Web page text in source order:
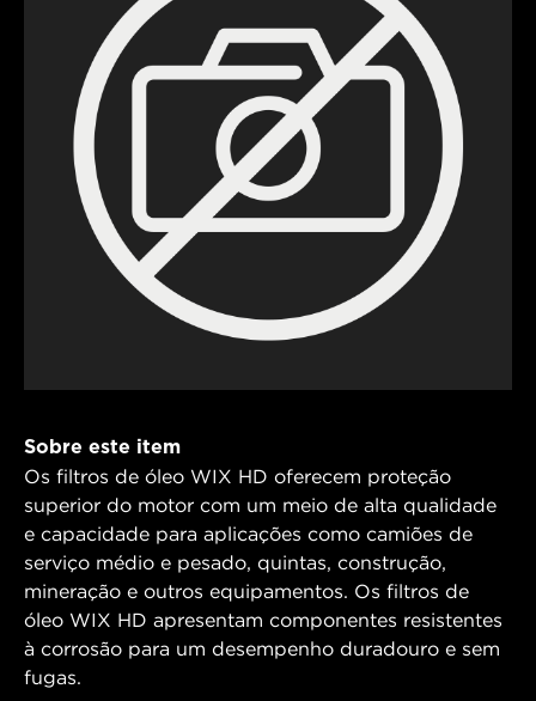
Sobre este item
Os filtros de óleo WIX HD oferecem proteção
superior do motor com um meio de alta qualidade
e capacidade para aplicações como camiões de
serviço médio e pesado, quintas, construção,
mineração e outros equipamentos. Os filtros de
óleo WIX HD apresentam componentes resistentes
à corrosão para um desempenho duradouro e sem
fugas.